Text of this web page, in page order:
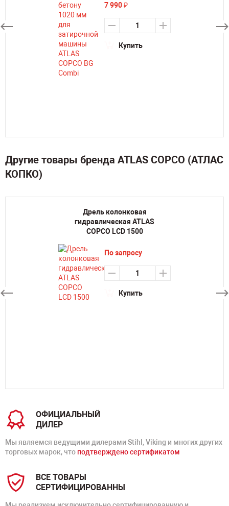
7 990₽
Купить
Другие товары бренда ATLAS COPCO (АТЛАС
КОПКО)
Дрель колонковая
гидравлическая ATLAS
COPCO LCD 1500
По запросу
Купить
ОФИЦИАЛЬНЫЙ
ДИЛЕР
Мы являемся ведущими дилерами Stihl, Viking и многих других
торговых марок, что подтверждено сертификатом
ВСЕ ТОВАРЫ
СЕРТИФИЦИРОВАННЫ